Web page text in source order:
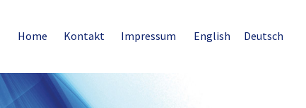
English Deutsch
Home Kontakt Impressum